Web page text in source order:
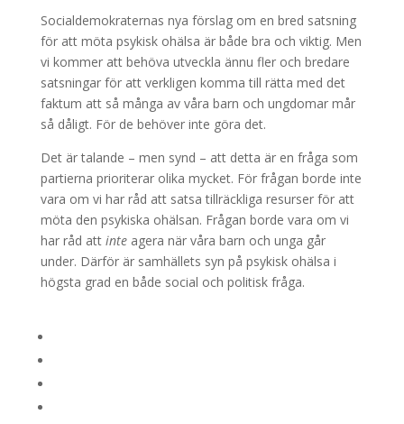
Socialdemokraternas nya förslag om en bred satsning
för att möta psykisk ohälsa är både bra och viktig. Men
vi kommer att behöva utveckla ännu fler och bredare
satsningar för att verkligen komma till rätta med det
faktum att så många av våra barn och ungdomar mår
så dåligt. För de behöver inte göra det.
Det är talande – men synd – att detta är en fråga som
partierna prioriterar olika mycket. För frågan borde inte
vara om vi har råd att satsa tillräckliga resurser för att
möta den psykiska ohälsan. Frågan borde vara om vi
har råd att inte agera när våra barn och unga går
under. Därför är samhällets syn på psykisk ohälsa i
högsta grad en både social och politisk fråga.